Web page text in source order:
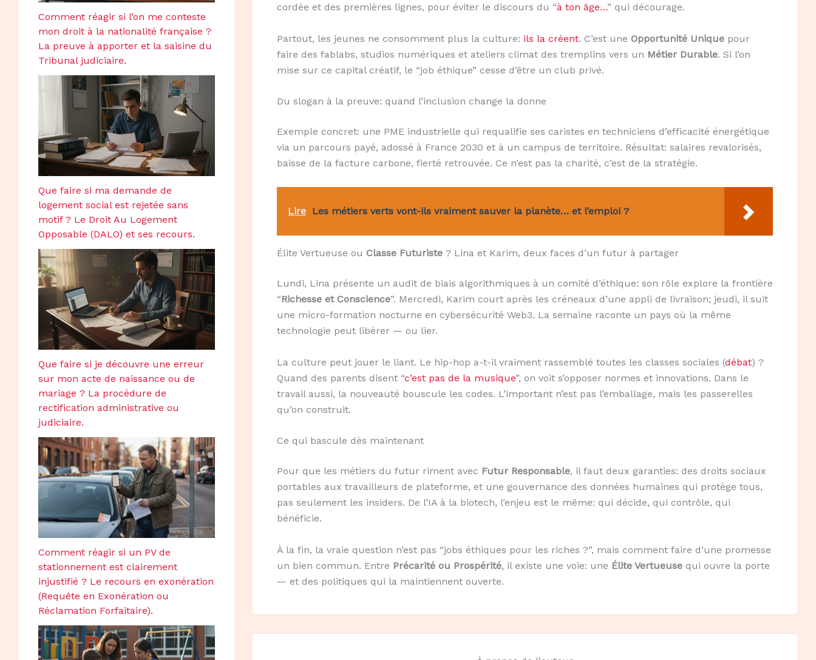
Comment réagir si l’on me conteste
mon droit à la nationalité française ?
La preuve à apporter et la saisine du
Tribunal judiciaire.
Que faire si ma demande de
logement social est rejetée sans
motif ? Le Droit Au Logement
Opposable (DALO) et ses recours.
Que faire si je découvre une erreur
sur mon acte de naissance ou de
mariage ? La procédure de
rectification administrative ou
judiciaire.
Comment réagir si un PV de
stationnement est clairement
injustifié ? Le recours en exonération
(Requête en Exonération ou
Réclamation Forfaitaire).
cordée et des premières lignes, pour éviter le discours du “à ton âge…” qui décourage.
Partout, les jeunes ne consomment plus la culture: ils la créent. C’est une Opportunité Uniquepour
faire des fablabs, studios numériques et ateliers climat des tremplins vers un Métier Durable. Si l’on
mise sur ce capital créatif, le “job éthique” cesse d’être un club privé.
Du slogan à la preuve: quand l’inclusion change la donne
Exemple concret: une PME industrielle qui requalifie ses caristes en techniciens d’efficacité énergétique
via un parcours payé, adossé à France 2030 et à un campus de territoire. Résultat: salaires revalorisés,
baisse de la facture carbone, fierté retrouvée. Ce n’est pas la charité, c’est de la stratégie.
Lire Les métiers verts vont-ils vraiment sauver la planète… et l’emploi ?
Élite Vertueuse ou Classe Futuriste? Lina et Karim, deux faces d’un futur à partager
Lundi, Lina présente un audit de biais algorithmiques à un comité d’éthique: son rôle explore la frontière
“Richesse et Conscience”. Mercredi, Karim court après les créneaux d’une appli de livraison; jeudi, il suit
une micro-formation nocturne en cybersécurité Web3. La semaine raconte un pays où la même
technologie peut libérer — ou lier.
La culture peut jouer le liant. Le hip-hop a-t-il vraiment rassemblé toutes les classes sociales (débat) ?
Quand des parents disent “c’est pas de la musique”, on voit s’opposer normes et innovations. Dans le
travail aussi, la nouveauté bouscule les codes. L’important n’est pas l’emballage, mais les passerelles
qu’on construit.
Ce qui bascule dès maintenant
Pour que les métiers du futur riment avec Futur Responsable, il faut deux garanties: des droits sociaux
portables aux travailleurs de plateforme, et une gouvernance des données humaines qui protège tous,
pas seulement les insiders. De l’IA à la biotech, l’enjeu est le même: qui décide, qui contrôle, qui
bénéficie.
À la fin, la vraie question n’est pas “jobs éthiques pour les riches ?”, mais comment faire d’une promesse
un bien commun. Entre Précarité ou Prospérité, il existe une voie: une Élite Vertueusequi ouvre la porte
— et des politiques qui la maintiennent ouverte.